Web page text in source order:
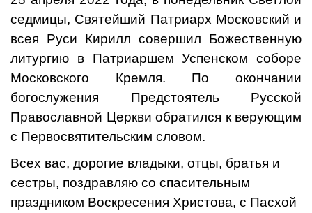
седмицы, Святейший Патриарх Московский и
всея Руси Кирилл совершил Божественную
литургию в Патриаршем Успенском соборе
Московского Кремля. По окончании
богослужения Предстоятель Русской
Православной Церкви обратился к верующим
с Первосвятительским словом.
Всех вас, дорогие владыки, отцы, братья и
сестры, поздравляю со спасительным
праздником Воскресения Христова, с Пасхой